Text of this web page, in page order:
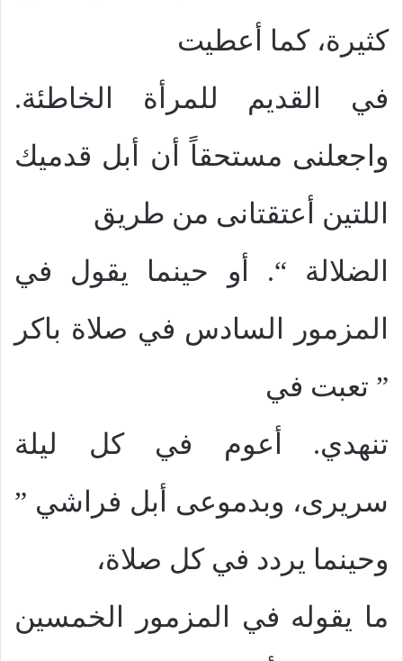
كثيرة، كما أعطيت
في القديم للمرأة الخاطئة.
واجعلنى مستحقاً أن أبل قدميك
اللتين أعتقتانى من طريق
الضلالة “. أو حينما يقول في
المزمور السادس في صلاة باكر
” تعبت في
تنهدي. أعوم في كل ليلة
سريرى، وبدموعى أبل فراشي ”
وحينما يردد في كل صلاة،
ما يقوله في المزمور الخمسين